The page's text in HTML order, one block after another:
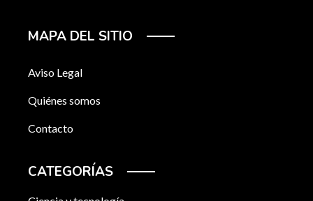
MAPA DEL SITIO
Aviso Legal
Quiénes somos
Contacto
CATEGORÍAS